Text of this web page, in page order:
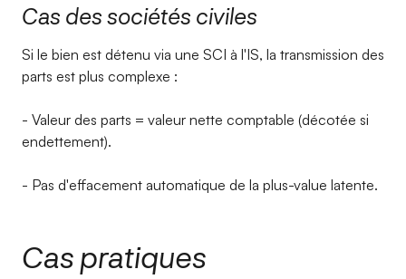
Cas des sociétés civiles
Si le bien est détenu via une SCI à l'IS, la transmission des
parts est plus complexe :
- Valeur des parts = valeur nette comptable (décotée si
endettement).
- Pas d'effacement automatique de la plus-value latente.
Cas pratiques